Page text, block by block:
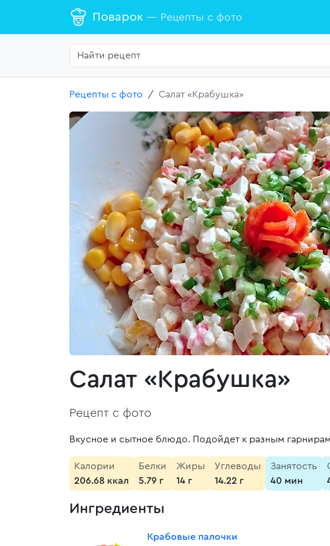
Поварок — Рецепты с фото
Рецепты с фото Салат «Крабушка»
Салат «Крабушка»
Рецепт с фото
Вкусное и сытное блюдо. Подойдет к разным
Калории
206.68 ккал
Белки
5.79 г
Жиры
14 г
Углеводы
14.22 г
Занятость
40 мин
Ингредиенты
Крабовые палочки